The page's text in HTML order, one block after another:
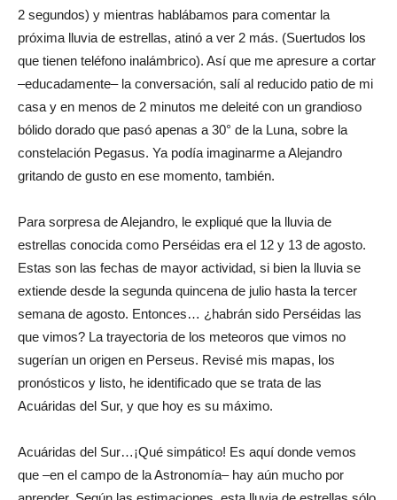
2 segundos) y mientras hablábamos para comentar la
próxima lluvia de estrellas, atinó a ver 2 más. (Suertudos los
que tienen teléfono inalámbrico). Así que me apresure a cortar
–educadamente– la conversación, salí al reducido patio de mi
casa y en menos de 2 minutos me deleité con un grandioso
bólido dorado que pasó apenas a 30° de la Luna, sobre la
constelación Pegasus. Ya podía imaginarme a Alejandro
gritando de gusto en ese momento, también.
Para sorpresa de Alejandro, le expliqué que la lluvia de
estrellas conocida como Perséidas era el 12 y 13 de agosto.
Estas son las fechas de mayor actividad, si bien la lluvia se
extiende desde la segunda quincena de julio hasta la tercer
semana de agosto. Entonces… ¿habrán sido Perséidas las
que vimos? La trayectoria de los meteoros que vimos no
sugerían un origen en Perseus. Revisé mis mapas, los
pronósticos y listo, he identificado que se trata de las
Acuáridas del Sur, y que hoy es su máximo.
Acuáridas del Sur…¡Qué simpático! Es aquí donde vemos
que –en el campo de la Astronomía– hay aún mucho por